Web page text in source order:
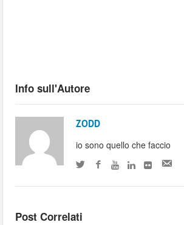
Info sull'Autore
ZODD
io sono quello che faccio
Post Correlati